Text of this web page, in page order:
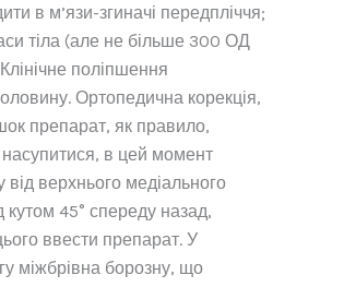
в м’язи-згиначі передпліччя;
тіла (але не більше 300 ОД
поліпшення
Ортопедична корекція,
препарат, як правило,
насупитися, в цей момент
верхнього медіального
45° спереду назад,
ввести препарат. У
міжбрівна борозну, що